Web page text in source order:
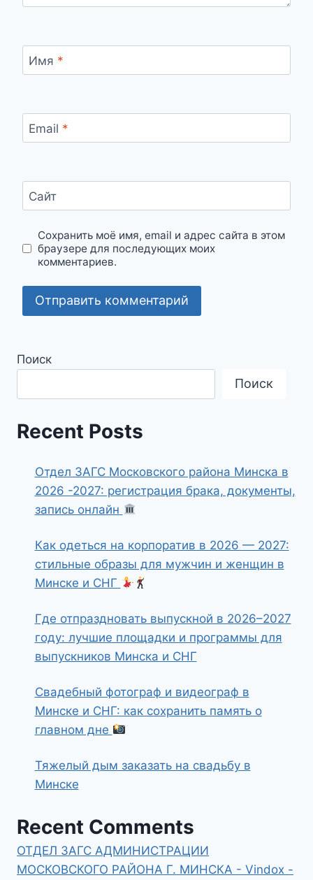
Имя *
Email *
Сайт
Сохранить моё имя, email и адрес сайта в этом
браузере для последующих моих
комментариев.
Поиск
Поиск
Recent Posts
Отдел ЗАГС Московского района Минска в
2026 -2027: регистрация брака, документы,
запись онлайн
Как одеться на корпоратив в 2026 — 2027:
стильные образы для мужчин и женщин в
Минске и СНГ
Где отпраздновать выпускной в 2026–2027
году: лучшие площадки и программы для
выпускников Минска и СНГ
Свадебный фотограф и видеограф в
Минске и СНГ: как сохранить память о
главном дне
Тяжелый дым заказать на свадьбу в
Минске
Recent Comments
ОТДЕЛ ЗАГС АДМИНИСТРАЦИИ
МОСКОВСКОГО РАЙОНА Г. МИНСКА - Vindox -